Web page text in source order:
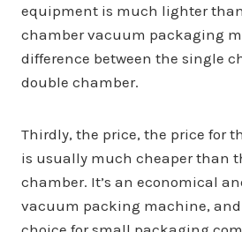
equipment is much lighter
chamber vacuum packaging
difference between the single
double chamber.
Thirdly, the price, the price for
is usually much cheaper than
chamber. It’s an economical
vacuum packing machine,